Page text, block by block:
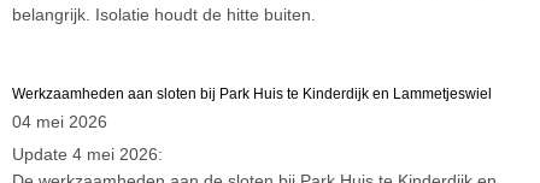
belangrijk. Isolatie houdt de hitte buiten.
Werkzaamheden aan sloten bij Park Huis te Kinderdijk en Lammetjeswiel
04 mei 2026
Update 4 mei 2026: